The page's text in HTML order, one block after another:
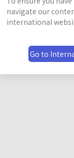
navigate our
international
Go to